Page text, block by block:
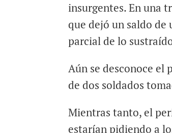
insurgentes. En una
que dejó un saldo
parcial de lo
Aún se desconoce el
de dos soldados
Mientras tanto, el
estarían pidiendo a